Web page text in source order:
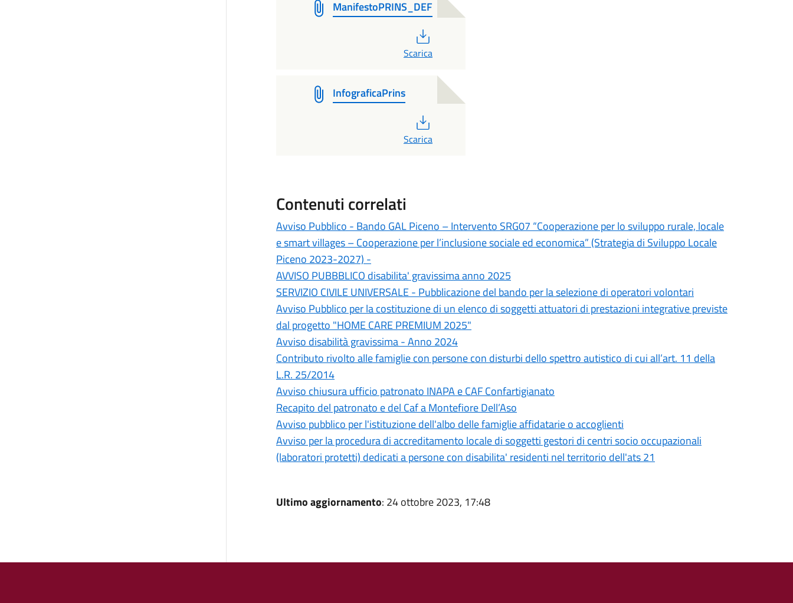
ManifestoPRINS_DEF
Scarica
InfograficaPrins
Scarica
Contenuti correlati
Avviso Pubblico - Bando GAL Piceno – Intervento SRG07 “Cooperazione per lo sviluppo rurale, locale
e smart villages – Cooperazione per l’inclusione sociale ed economica” (Strategia di Sviluppo Locale
Piceno 2023-2027) -
AVVISO PUBBBLICO disabilita' gravissima anno 2025
SERVIZIO CIVILE UNIVERSALE - Pubblicazione del bando per la selezione di operatori volontari
Avviso Pubblico per la costituzione di un elenco di soggetti attuatori di prestazioni integrative previste
dal progetto "HOME CARE PREMIUM 2025"
Avviso disabilità gravissima - Anno 2024
Contributo rivolto alle famiglie con persone con disturbi dello spettro autistico di cui all’art. 11 della
L.R. 25/2014
Avviso chiusura ufficio patronato INAPA e CAF Confartigianato
Recapito del patronato e del Caf a Montefiore Dell’Aso
Avviso pubblico per l'istituzione dell'albo delle famiglie affidatarie o accoglienti
Avviso per la procedura di accreditamento locale di soggetti gestori di centri socio occupazionali
(laboratori protetti) dedicati a persone con disabilita' residenti nel territorio dell'ats 21
Ultimo aggiornamento: 24 ottobre 2023, 17:48